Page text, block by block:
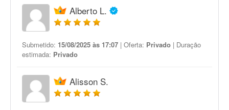
Alberto L.
Submetido: 15/08/2025 às 17:07 | Oferta: Privado | Duração
estimada: Privado
Alisson S.